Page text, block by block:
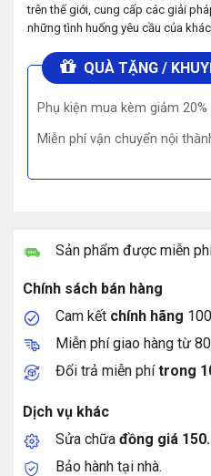
trên thế giới, cung cấp các giải
những tình huống yêu cầu của
QUÀ TẶNG /
Phụ kiện mua kèm giảm 20%
Miễn phí vận chuyển nội
Sản phẩm được miễn
Chính sách bán hàng
Cam kết chính hãng
Miễn phí giao hàng từ
Đổi trả miễn phítrong
Dịch vụ khác
Sửa chữa đồng giá
Bảo hành tại nhà.